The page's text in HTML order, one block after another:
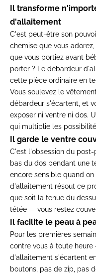
Il transforme
d'allaitement
C'est peut-être son
chemise que vous adorez,
que vous portiez avant
porter ? Le débardeur
cette pièce ordinaire en
Vous soulevez le
débardeur s'écartent, et
exposer ni ventre ni dos.
qui multiplie les
Il garde le ventre
C'est l'obsession du post-
bas du dos pendant une
encore sensible quand on
d'allaitement résout ce
que soit la tenue du
tétée — vous restez
Il facilite le peau à
Pour les premières
contre vous à toute
d'allaitement s'écartent
boutons, pas de zip, pas